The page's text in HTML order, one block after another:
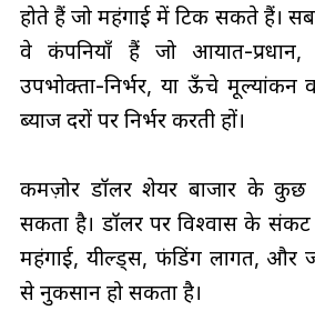
होते हैं जो महंगाई में टिक सकते हैं।
वे कंपनियाँ हैं जो आयात-प्रधान,
उपभोक्ता-निर्भर, या ऊँचे
ब्याज दरों पर निर्भर करती हों।
कमज़ोर डॉलर शेयर बाजार के कुछ
सकता है। डॉलर पर विश्वास के संकट
महंगाई, यील्ड्स, फंडिंग लागत, और
से नुकसान हो सकता है।